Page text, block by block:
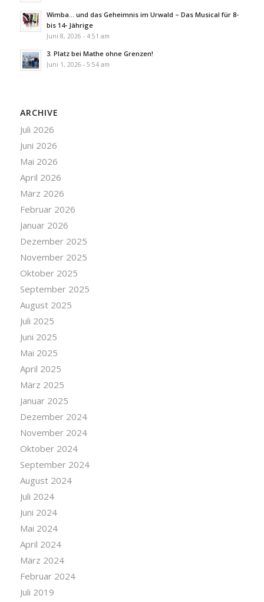
Wimba… und das Geheimnis im Urwald – Das Musical für 8-
bis 14- Jährige
Juni 8, 2026 - 4:51 am
3. Platz bei Mathe ohne Grenzen!
Juni 1, 2026 - 5:54 am
ARCHIVE
Juli 2026
Juni 2026
Mai 2026
April 2026
März 2026
Februar 2026
Januar 2026
Dezember 2025
November 2025
Oktober 2025
September 2025
August 2025
Juli 2025
Juni 2025
Mai 2025
April 2025
März 2025
Januar 2025
Dezember 2024
November 2024
Oktober 2024
September 2024
August 2024
Juli 2024
Juni 2024
Mai 2024
April 2024
März 2024
Februar 2024
Juli 2019